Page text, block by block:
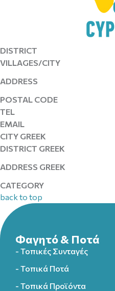
DISTRICT
VILLAGES/CITY
ADDRESS
POSTAL CODE
TEL
EMAIL
CITY GREEK
DISTRICT GREEK
ADDRESS GREEK
CATEGORY
back to top
Φαγητό & Ποτά
- Τοπικές Συνταγές
- Τοπικά Ποτά
- Τοπικά Προϊόντα